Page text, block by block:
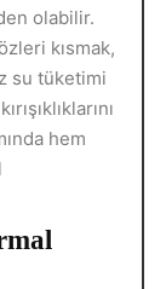
olabilir.
kısmak,
su tüketimi
hem